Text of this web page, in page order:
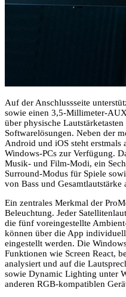
Auf der Anschlussseite
sowie einen 3,5-Millimeter-
über physische
Softwarelösungen. Neben der
Android und iOS steht
Windows-PCs zur Verfügung.
Musik- und Film-Modi, ein
Surround-Modus für Spiele
von Bass und Gesamtlautstärke
Ein zentrales Merkmal der
Beleuchtung. Jeder
die fünf voreingestellte
können über die App
eingestellt werden. Die
Funktionen wie Screen React,
analysiert und auf die
sowie Dynamic Lighting unter
anderen RGB-kompatiblen